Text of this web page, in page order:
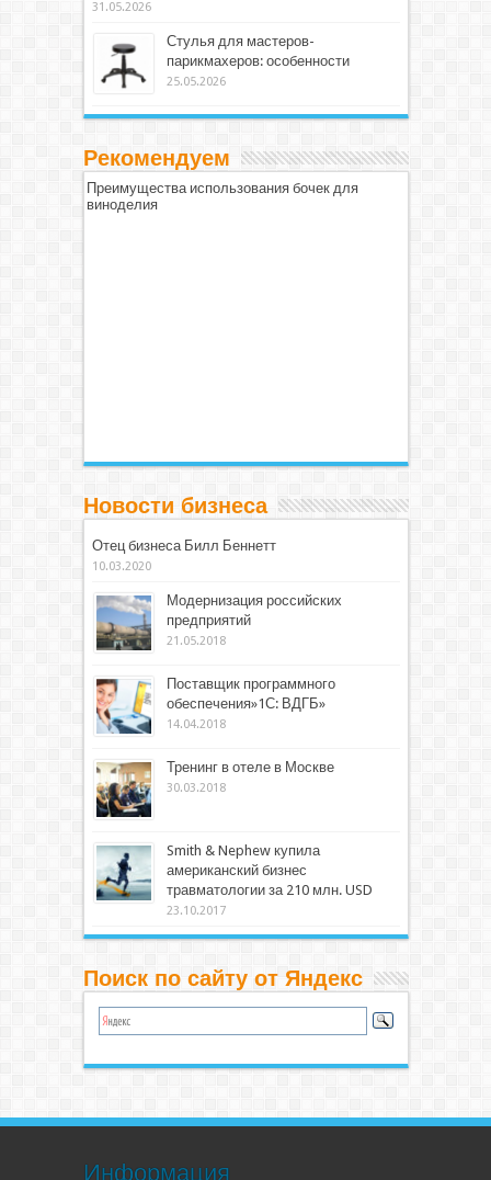
31.05.2026
Стулья для мастеров-
парикмахеров: особенности
25.05.2026
Рекомендуем
Преимущества использования бочек для
виноделия
Новости бизнеса
Отец бизнеса Билл Беннетт
10.03.2020
Модернизация российских
предприятий
21.05.2018
Поставщик программного
обеспечения»1С: ВДГБ»
14.04.2018
Тренинг в отеле в Москве
30.03.2018
Smith & Nephew купила
американский бизнес
травматологии за 210 млн. USD
23.10.2017
Поиск по сайту от Яндекс
Информация